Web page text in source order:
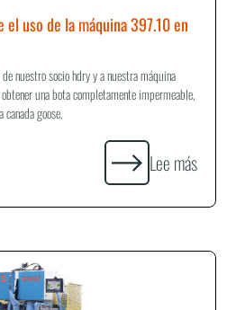
uso de la máquina 397.10 en
nuestro socio hdry y a nuestra máquina
una bota completamente impermeable,
goose.
Lee más